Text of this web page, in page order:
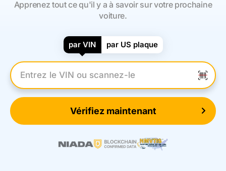
Apprenez tout ce qu'il y a à savoir sur votre prochaine
voiture.
par VIN par US plaque
Entrez le numéro VIN
Vérifiez maintenant